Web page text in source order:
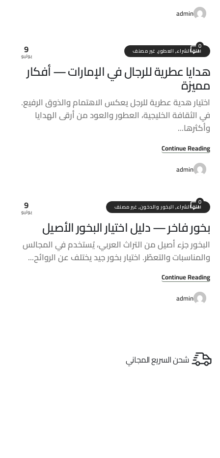
admin
9
يوليو
0
أدلة الشراء, العطور, غير مصنف
هدايا عطرية للرجال في الإمارات — أفكار
مميزة
اختيار هدية عطرية للرجل يعكس الاهتمام والذوق الرفيع.
في الثقافة الخليجية، العطور والعود من أرقى الهدايا
وأكثرها...
Continue Reading
admin
9
يوليو
0
أدلة الشراء, البخور والدخون, غير مصنف
بخور فاخر — دليل اختيار البخور الأصيل
البخور جزء أصيل من التراث العربي، يُستخدم في المجالس
والمناسبات والتعطّر. اختيار بخور جيد يختلف عن الروائح...
Continue Reading
admin
شحن السريع المجاني